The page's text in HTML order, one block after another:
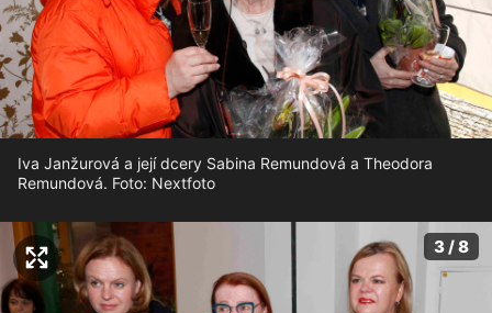
Iva Janžurová a její dcery Sabina Remundová a Theodora
Remundová. Foto: Nextfoto
3 / 8